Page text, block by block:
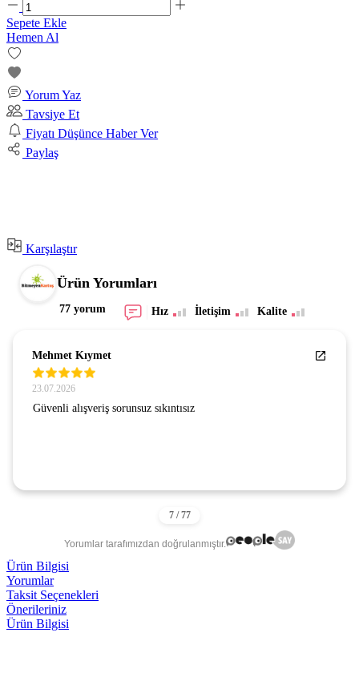
Sepete Ekle
Hemen Al
Yorum Yaz
Tavsiye Et
Fiyatı Düşünce Haber Ver
Paylaş
Karşılaştır
Ürün Yorumları
77 yorum Hız İletişim Kalite
Mehmet Kıymet
23.07.2026
Güvenli alışveriş sorunsuz sıkıntısız
Yorumlar tarafımızdan doğrulanmıştır.
Ürün Bilgisi
Yorumlar
Taksit Seçenekleri
Önerileriniz
Ürün Bilgisi